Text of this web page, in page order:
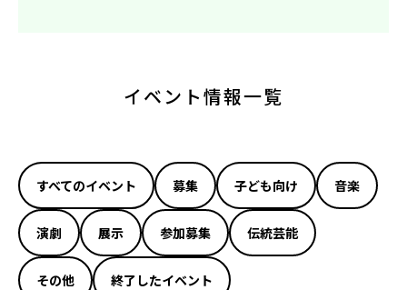
イベント情報一覧
すべてのイベント 募集 子ども向け 音楽
演劇 展示 参加募集 伝統芸能
その他 終了したイベント